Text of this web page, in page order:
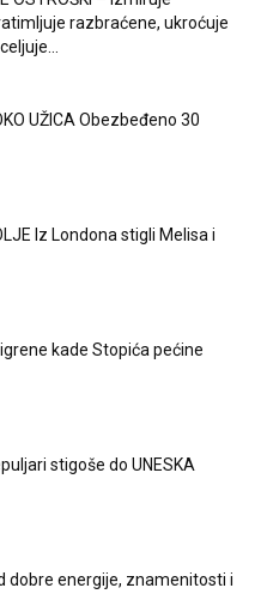
razbraćene, ukroćuje
UŽICA Obezbeđeno 30
Iz Londona stigli Melisa i
kade Stopića pećine
stigoše do UNESKA
dobre energije, znamenitosti i